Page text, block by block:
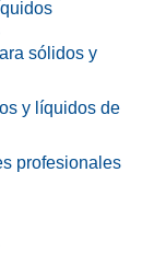
sólidos y
y líquidos de
profesionales